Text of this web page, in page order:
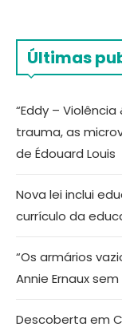
Últimas
“Eddy –
trauma, as
de Édouard Louis
Nova lei inclui
currículo da
“Os armários
Annie Ernaux
Descoberta em